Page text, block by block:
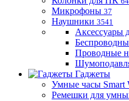
Микрофоны 37
Наушники 3541
Аксессуары
Проводные
Гаджеты
Умные часы Smart
Ремешки для